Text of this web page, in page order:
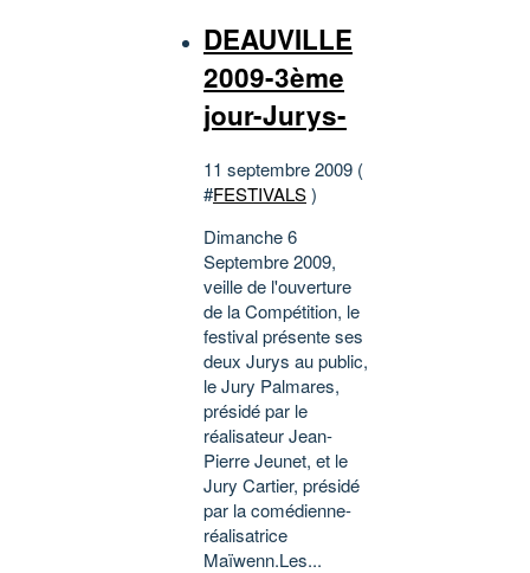
DEAUVILLE
2009-3ème
jour-Jurys-
11 septembre 2009 (
#FESTIVALS)
Dimanche 6
Septembre 2009,
veille de l'ouverture
de la Compétition, le
festival présente ses
deux Jurys au public,
le Jury Palmares,
présidé par le
réalisateur Jean-
Pierre Jeunet, et le
Jury Cartier, présidé
par la comédienne-
réalisatrice
Maïwenn.Les...